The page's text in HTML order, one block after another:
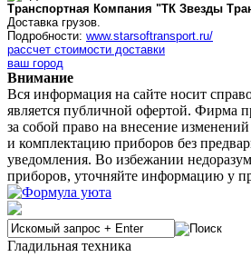
Транспортная Компания "ТК Звезды
Доставка грузов.
Подробности: www.starsoftransport.ru/
рассчет стоимости доставки
ваш город
Внимание
Вся информация на сайте носит
является публичной офертой. Фирма
за собой право на внесение
и комплектацию приборов без
уведомления. Во избежании
приборов, уточняйте информацию у
Гладильная техника